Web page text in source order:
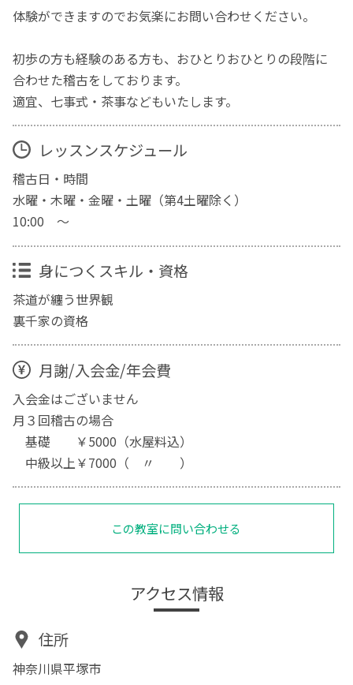
体験ができますのでお気楽にお問い合わせください。
初歩の方も経験のある方も、おひとりおひとりの段階に
合わせた稽古をしております。
適宜、七事式・茶事などもいたします。
レッスンスケジュール
稽古日・時間
水曜・木曜・金曜・土曜（第4土曜除く）
10:00 ～
身につくスキル・資格
茶道が纏う世界観
裏千家の資格
月謝/入会金/年会費
入会金はございません
月３回稽古の場合
基礎 ￥5000（水屋料込）
中級以上￥7000（ 〃 ）
この教室に問い合わせる
アクセス情報
住所
神奈川県平塚市